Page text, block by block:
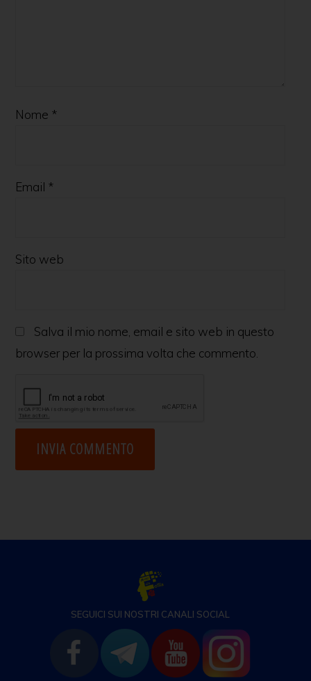
Nome *
Email *
Sito web
Salva il mio nome, email e sito web in questo
browser per la prossima volta che commento.
SEGUICI SUI NOSTRI CANALI SOCIAL